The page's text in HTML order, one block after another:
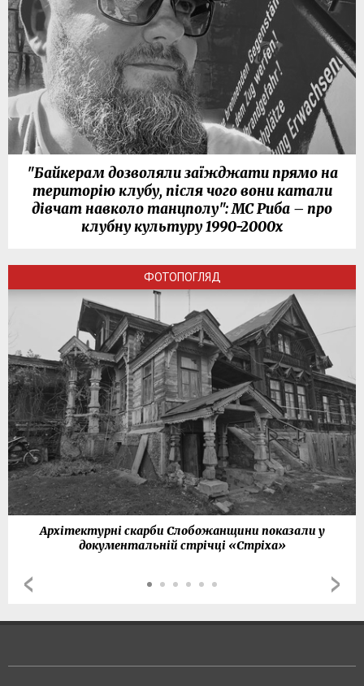
"Байкерам дозволяли заїжджати прямо на
територію клубу, після чого вони катали
дівчат навколо танцполу": МС Риба – про
клубну культуру 1990-2000х
ФОТОПОГЛЯД
Архітектурні скарби Слобожанщини показали у
документальній стрічці «Стріха»